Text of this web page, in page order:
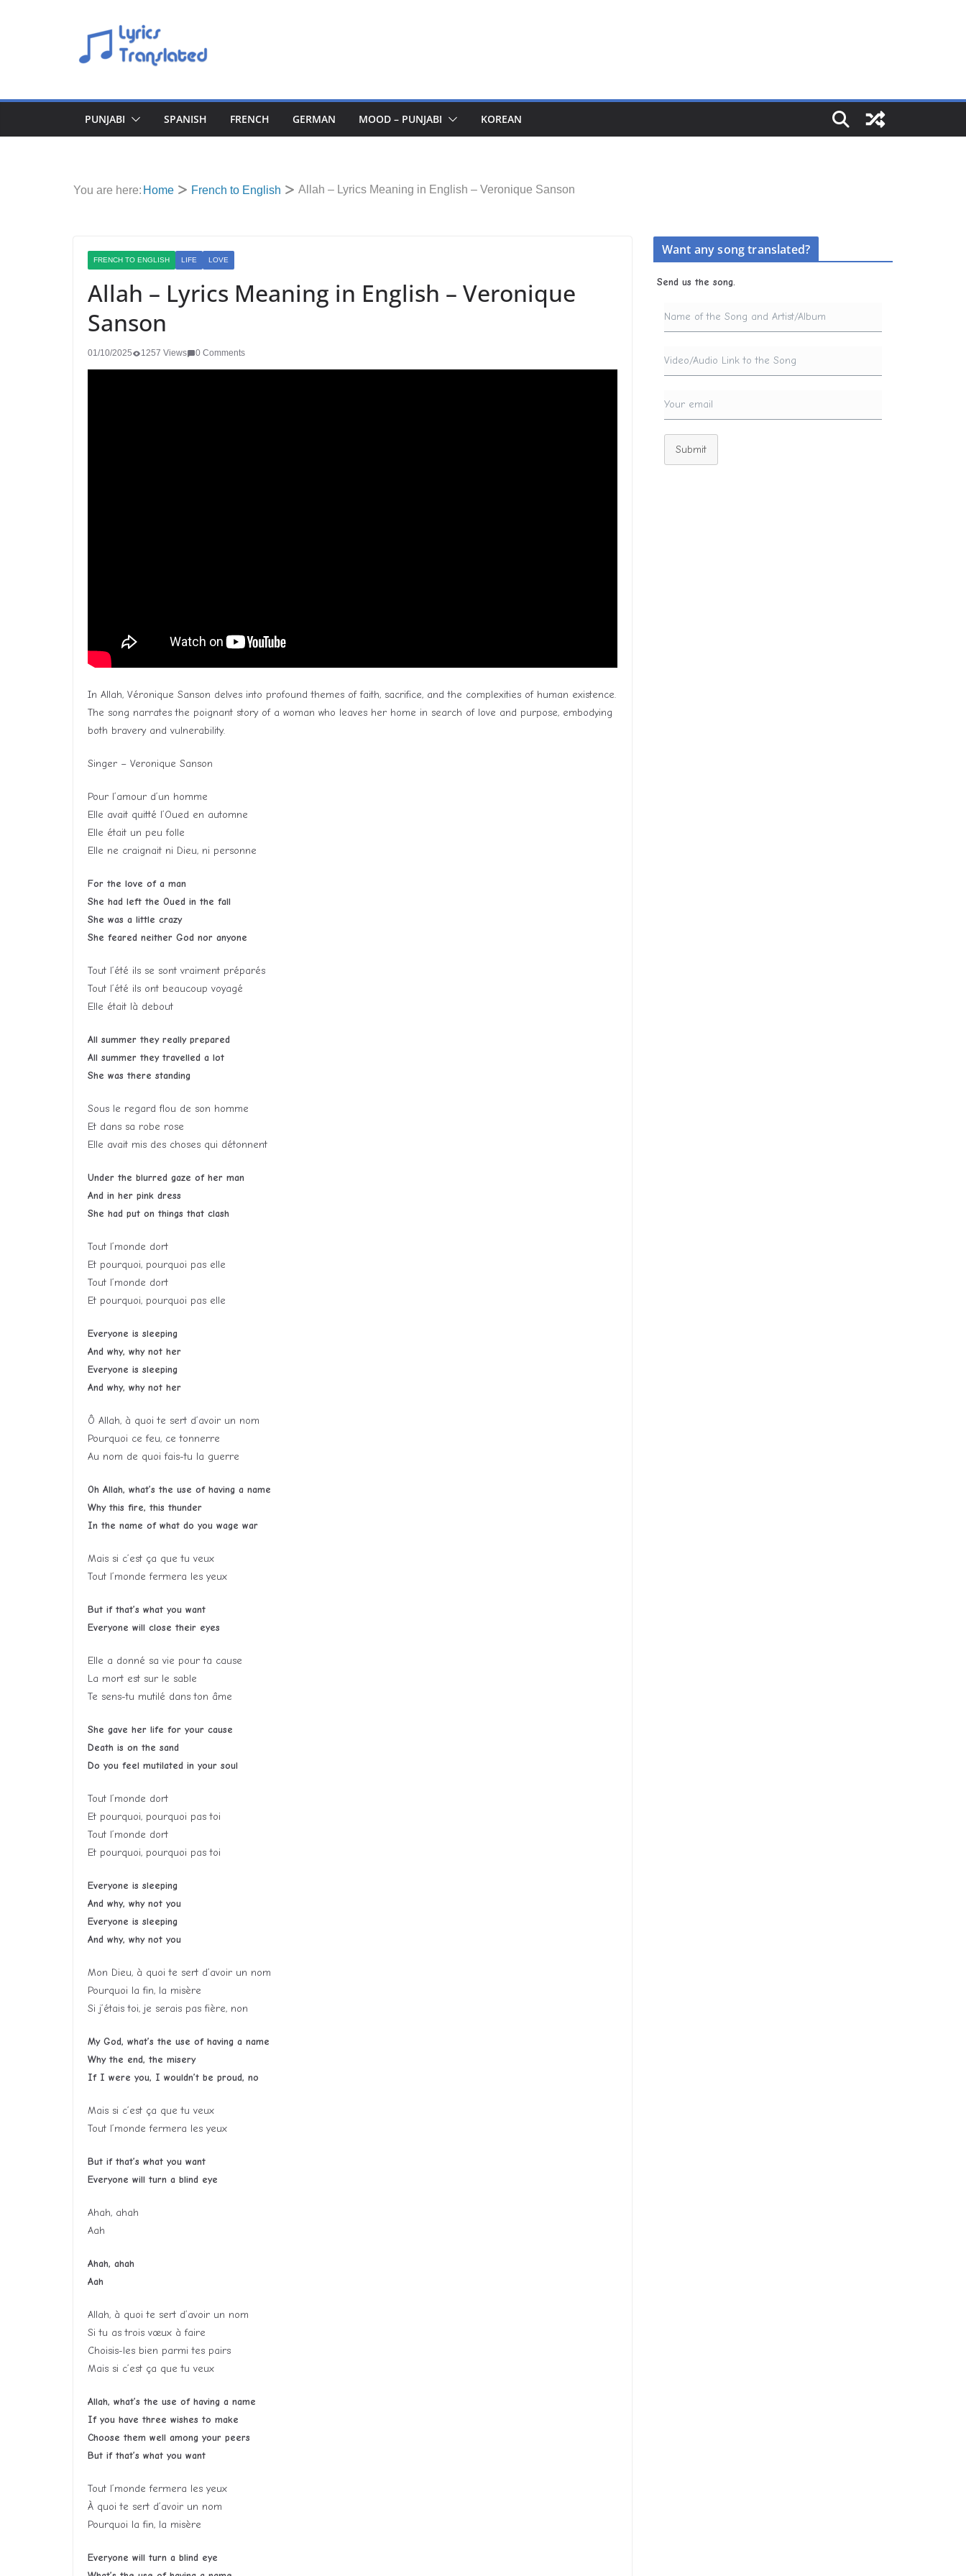
PUNJABI SPANISH FRENCH GERMAN MOOD – PUNJABI KOREAN
You are here: Home French to English Allah – Lyrics Meaning in English – Veronique Sanson
FRENCH TO ENGLISH LIFE LOVE
Allah – Lyrics Meaning in English – Veronique
Sanson
01/10/2025 1257 Views 0 Comments
In Allah, Véronique Sanson delves into profound themes of faith, sacrifice, and the complexities of human existence.
The song narrates the poignant story of a woman who leaves her home in search of love and purpose, embodying
both bravery and vulnerability.
Singer – Veronique Sanson
Pour l’amour d’un homme
Elle avait quitté l’Oued en automne
Elle était un peu folle
Elle ne craignait ni Dieu, ni personne
For the love of a man
She had left the Oued in the fall
She was a little crazy
She feared neither God nor anyone
Tout l’été ils se sont vraiment préparés
Tout l’été ils ont beaucoup voyagé
Elle était là debout
All summer they really prepared
All summer they travelled a lot
She was there standing
Sous le regard flou de son homme
Et dans sa robe rose
Elle avait mis des choses qui détonnent
Under the blurred gaze of her man
And in her pink dress
She had put on things that clash
Tout l’monde dort
Et pourquoi, pourquoi pas elle
Tout l’monde dort
Et pourquoi, pourquoi pas elle
Everyone is sleeping
And why, why not her
Everyone is sleeping
And why, why not her
Ô Allah, à quoi te sert d’avoir un nom
Pourquoi ce feu, ce tonnerre
Au nom de quoi fais-tu la guerre
Oh Allah, what’s the use of having a name
Why this fire, this thunder
In the name of what do you wage war
Mais si c’est ça que tu veux
Tout l’monde fermera les yeux
But if that’s what you want
Everyone will close their eyes
Elle a donné sa vie pour ta cause
La mort est sur le sable
Te sens-tu mutilé dans ton âme
She gave her life for your cause
Death is on the sand
Do you feel mutilated in your soul
Tout l’monde dort
Et pourquoi, pourquoi pas toi
Tout l’monde dort
Et pourquoi, pourquoi pas toi
Everyone is sleeping
And why, why not you
Everyone is sleeping
And why, why not you
Mon Dieu, à quoi te sert d’avoir un nom
Pourquoi la fin, la misère
Si j’étais toi, je serais pas fière, non
My God, what’s the use of having a name
Why the end, the misery
If I were you, I wouldn’t be proud, no
Mais si c’est ça que tu veux
Tout l’monde fermera les yeux
But if that’s what you want
Everyone will turn a blind eye
Ahah, ahah
Aah
Ahah, ahah
Aah
Allah, à quoi te sert d’avoir un nom
Si tu as trois vœux à faire
Choisis-les bien parmi tes pairs
Mais si c’est ça que tu veux
Allah, what’s the use of having a name
If you have three wishes to make
Choose them well among your peers
But if that’s what you want
Tout l’monde fermera les yeux
À quoi te sert d’avoir un nom
Pourquoi la fin, la misère
Everyone will turn a blind eye
Want any song translated?
Send us the song.
Submit